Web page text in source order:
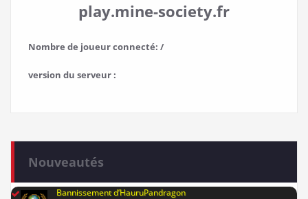
play.mine-society.fr
Nombre de joueur connecté: /
version du serveur :
Nouveautés
Bannissement d’HauruPandragon